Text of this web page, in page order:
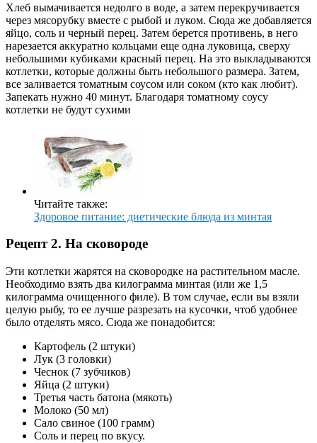
Хлеб вымачивается недолго в воде, а затем перекручивается
через мясорубку вместе с рыбой и луком. Сюда же добавляется
яйцо, соль и черный перец. Затем берется противень, в него
нарезается аккуратно кольцами еще одна луковица, сверху
небольшими кубиками красный перец. На это выкладываются
котлетки, которые должны быть небольшого размера. Затем,
все заливается томатным соусом или соком (кто как любит).
Запекать нужно 40 минут. Благодаря томатному соусу
котлетки не будут сухими
Читайте также:
Здоровое питание: диетические блюда из минтая
Рецепт 2. На сковороде
Эти котлетки жарятся на сковородке на растительном масле.
Необходимо взять два килограмма минтая (или же 1,5
килограмма очищенного филе). В том случае, если вы взяли
целую рыбу, то ее лучше разрезать на кусочки, чтоб удобнее
было отделять мясо. Сюда же понадобится:
Картофель (2 штуки)
Лук (3 головки)
Чеснок (7 зубчиков)
Яйца (2 штуки)
Третья часть батона (мякоть)
Молоко (50 мл)
Сало свиное (100 грамм)
Соль и перец по вкусу.